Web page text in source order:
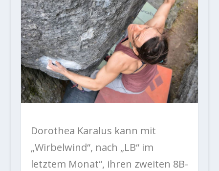
Dorothea Karalus kann mit
„Wirbelwind“, nach „LB“ im
letztem Monat“, ihren zweiten 8B-